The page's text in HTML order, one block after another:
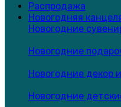
Распродажа
Новогодняя
Новогодние
Новогодние
Новогодние декор
Новогодние